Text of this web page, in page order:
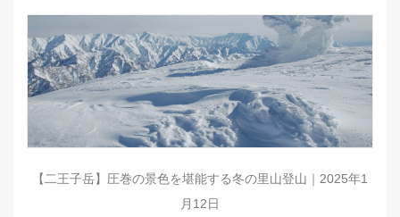
【二王子岳】圧巻の景色を堪能する冬の里山登山｜2025年1
月12日